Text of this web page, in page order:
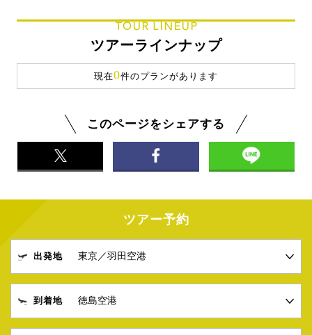
TOUR LINEUP
ツアーラインナップ
現在0件のプランがあります
このページをシェアする
ツアー予約
出発地
到着地